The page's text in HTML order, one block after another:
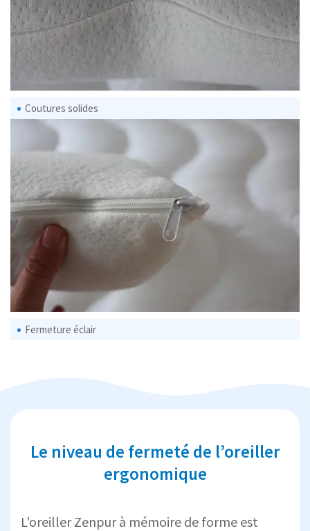
Coutures solides
Fermeture éclair
Le niveau de fermeté de l’oreiller
ergonomique
L'oreiller Zenpur à mémoire de forme est